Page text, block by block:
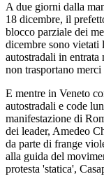
A due giorni dalla
18 dicembre, il
blocco parziale dei
dicembre sono vietati
autostradali in
non trasportano
E mentre in Veneto
autostradali e code
manifestazione di
dei leader, Amedeo
da parte di frange
alla guida del
protesta 'statica',